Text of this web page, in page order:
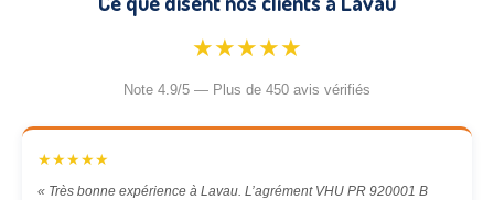
★★★★★
Note 4.9/5 — Plus de 450 avis vérifiés
★★★★★
« Très bonne expérience à Lavau. L’agrément VHU PR 920001 B